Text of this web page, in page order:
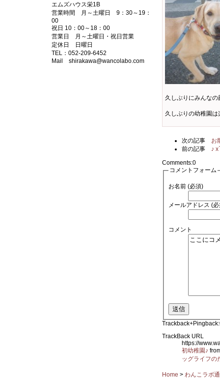
久しぶりにみんな
久しぶりの幼稚園
次の記事 お
前の記事 ♪
Comments:0
コメントフォーム
お名前 (必須)
メールアドレス (
コメント
Trackback+Pingback:
TrackBack URL
https://
初幼稚園♪
ッグライフの
Home > わんこラボ
エムズハウス栄1B
営業時間 月～土曜日 9：30～19：
00
祝日 10：00～18：00
営業日 月～土曜日・祝日営業
定休日 日曜日
TEL：052-209-6452
Mail shirakawa@wancolabo.com